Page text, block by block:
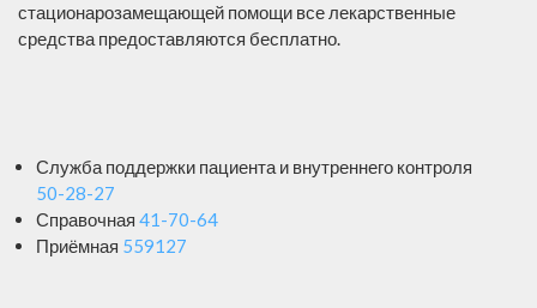
стационарозамещающей помощи все лекарственные
средства предоставляются бесплатно.
Служба поддержки пациента и внутреннего контроля
50-28-27
Справочная 41-70-64
Приёмная 559127